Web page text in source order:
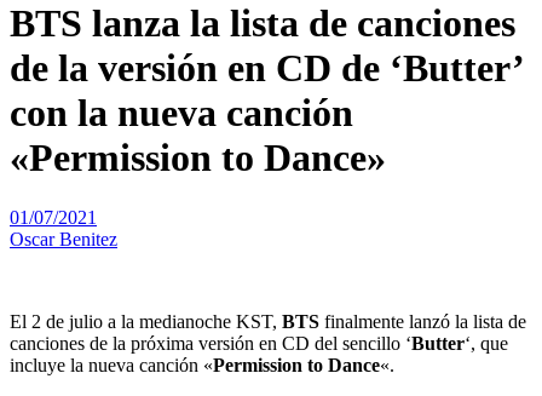
BTS lanza la lista de canciones
de la versión en CD de ‘Butter’
con la nueva canción
«Permission to Dance»
01/07/2021
Oscar Benitez
El 2 de julio a la medianoche KST, BTS finalmente lanzó la lista de
canciones de la próxima versión en CD del sencillo ‘Butter‘, que
incluye la nueva canción «Permission to Dance«.